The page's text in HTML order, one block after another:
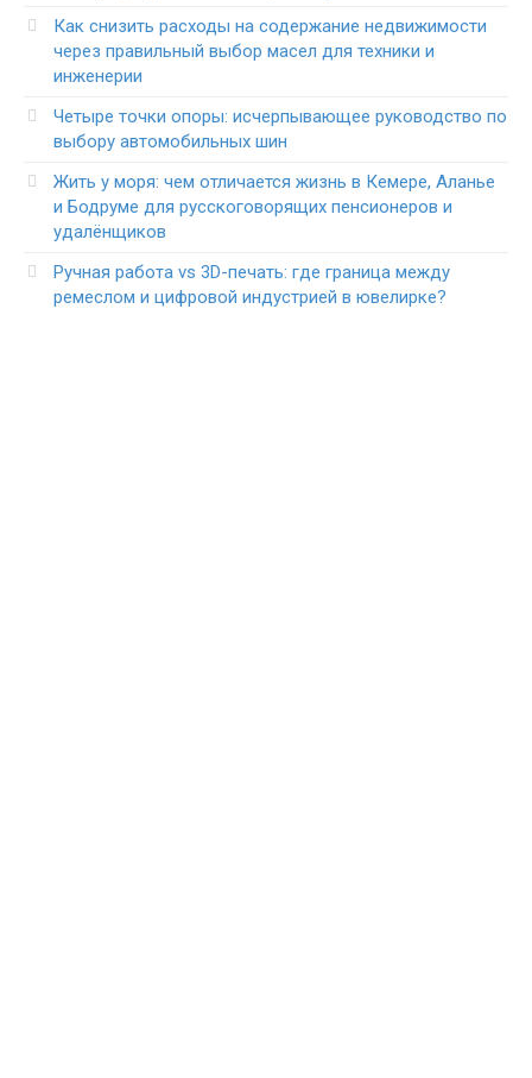
Как снизить расходы на содержание недвижимости
через правильный выбор масел для техники и
инженерии
Четыре точки опоры: исчерпывающее руководство по
выбору автомобильных шин
Жить у моря: чем отличается жизнь в Кемере, Аланье
и Бодруме для русскоговорящих пенсионеров и
удалёнщиков
Ручная работа vs 3D-печать: где граница между
ремеслом и цифровой индустрией в ювелирке?